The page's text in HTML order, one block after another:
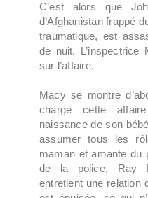
C’est alors que
d’Afghanistan frappé
traumatique, est
de nuit. L’inspectrice
sur l’affaire.
Macy se montre
charge cette
naissance de son
assumer tous les
maman et amante du
de la police, Ray
entretient une relation